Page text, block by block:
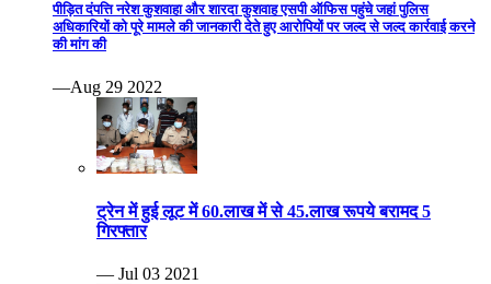
पीड़ित दंपत्ति नरेश कुशवाहा और शारदा कुशवाह एसपी ऑफिस पहुंचे जहां पुलिस
अधिकारियों को पूरे मामले की जानकारी देते हुए आरोपियों पर जल्द से जल्द कार्रवाई करने
की मांग की
—Aug 29 2022
ट्रेन में हुई लूट में 60.लाख में से 45.लाख रूपये बरामद 5
गिरफ्तार
— Jul 03 2021